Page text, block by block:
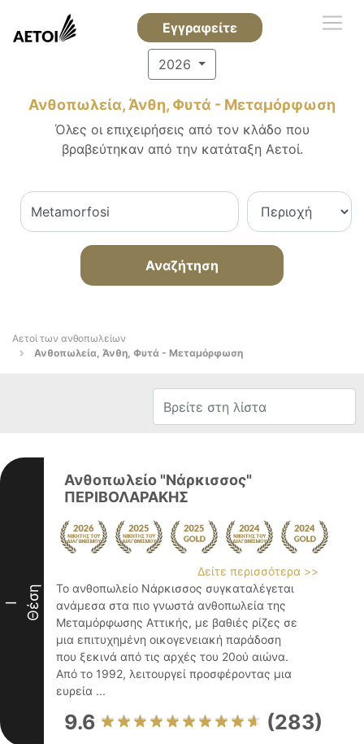
Εγγραφείτε
2026
Ανθοπωλεία, Άνθη, Φυτά - Μεταμόρφωση
Όλες οι επιχειρήσεις από τον κλάδο που
βραβεύτηκαν από την κατάταξη Αετοί.
Αναζήτηση
Αετοί των ανθοπωλείων
Ανθοπωλεία, Άνθη, Φυτά - Μεταμόρφωση
I Θέση
Ανθοπωλείο "Νάρκισσος"
ΠΕΡΙΒΟΛΑΡΑΚΗΣ
Δείτε περισσότερα >>
Το ανθοπωλείο Νάρκισσος συγκαταλέγεται
ανάμεσα στα πιο γνωστά ανθοπωλεία της
Μεταμόρφωσης Αττικής, με βαθιές ρίζες σε
μια επιτυχημένη οικογενειακή παράδοση
που ξεκινά από τις αρχές του 20ού αιώνα.
Από το 1992, λειτουργεί προσφέροντας μια
ευρεία ...
9.6 (283)